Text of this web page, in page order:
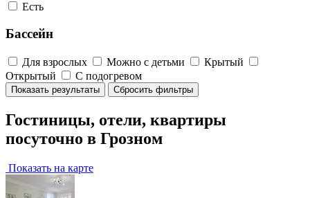
Есть
Бассейн
Для взрослых Можно с детьми
Крытый
Открытый
С подогревом
Показать результаты Сбросить фильтры
Гостиницы, отели, квартиры
посуточно в Грозном
Показать на карте